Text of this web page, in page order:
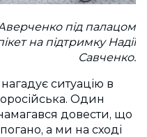
під палацом
на підтримку Надії
Савченко.
ситуацію в
Один
довести, що
а ми на сході